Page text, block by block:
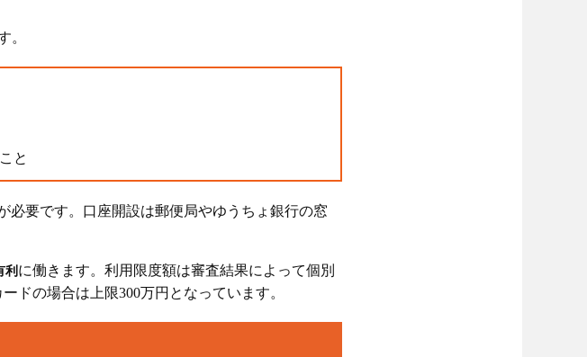
。
と
必要です。口座開設は郵便局やゆうちょ銀行の窓
利 に働きます。利用限度額は審査結果によって個別
ドの場合は上限300万円となっています。